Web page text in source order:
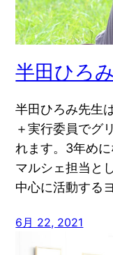
半田ひろみ
半田ひろみ先生
＋実行委員でグ
れます。3年め
マルシェ担当と
中心に活動する
6月 22, 2021